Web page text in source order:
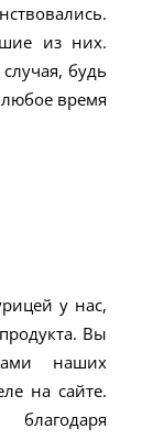
из них.
будь
время
у нас,
Вы
наших
на сайте.